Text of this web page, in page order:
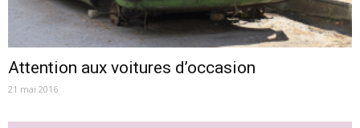
Attention aux voitures d’occasion
21 mai 2016